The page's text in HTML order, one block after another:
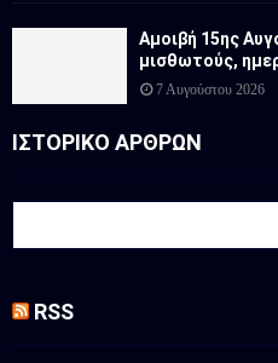
Αμοιβή 15ης
μισθωτούς,
7 Αυγούστου 2026
ΙΣΤΟΡΙΚΟ ΑΡΘΡΩΝ
RSS